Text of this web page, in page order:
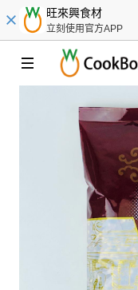
旺來興食材
立刻使用官方APP